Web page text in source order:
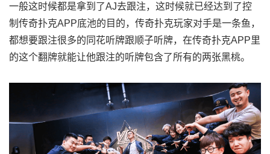
一般这时候都是拿到了AJ去跟注，这时候就已经达到了控
制传奇扑克APP底池的目的，传奇扑克玩家对手是一条鱼，
都想要跟注很多的同花听牌跟顺子听牌，在传奇扑克APP里
的这个翻牌就能让他跟注的听牌包含了所有的两张黑桃。